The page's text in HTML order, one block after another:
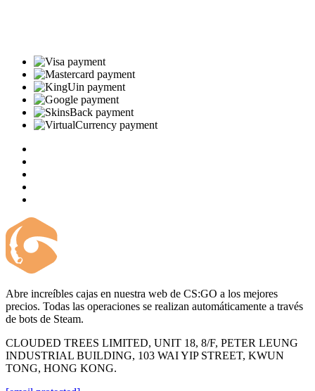
Abre increíbles cajas en nuestra web de CS:GO a los mejores
precios. Todas las operaciones se realizan automáticamente a través
de bots de Steam.
CLOUDED TREES LIMITED, UNIT 18, 8/F, PETER LEUNG
INDUSTRIAL BUILDING, 103 WAI YIP STREET, KWUN
TONG, HONG KONG.